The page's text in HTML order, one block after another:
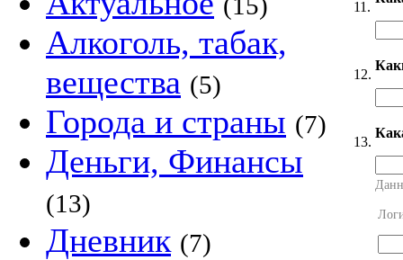
Алкоголь, табак,
вещества (5)
Города и страны (7)
Деньги, Финансы
(13)
Дневник (7)
11.
12.
13.